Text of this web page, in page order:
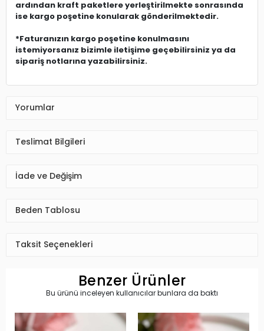
ardından kraft paketlere yerleştirilmekte sonrasında
ise kargo poşetine konularak gönderilmektedir.
*Faturanızın kargo poşetine konulmasını
istemiyorsanız bizimle iletişime geçebilirsiniz ya da
sipariş notlarına yazabilirsiniz.
Yorumlar
Teslimat Bilgileri
İade ve Değişim
Beden Tablosu
Taksit Seçenekleri
Benzer Ürünler
Bu ürünü inceleyen kullanıcılar bunlara da baktı